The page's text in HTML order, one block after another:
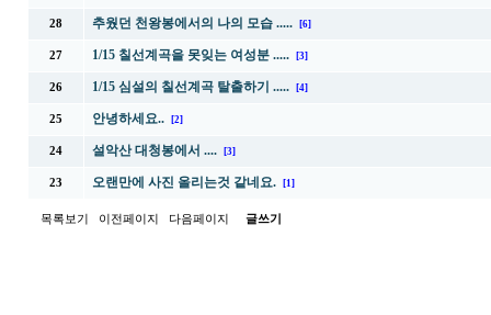
28 추웠던 천왕봉에서의 나의 모습 ..... [6]
27 1/15 칠선계곡을 못잊는 여성분 ..... [3]
26 1/15 심설의 칠선계곡 탈출하기 ..... [4]
25 안녕하세요.. [2]
24 설악산 대청봉에서 .... [3]
23 오랜만에 사진 올리는것 같네요. [1]
목록보기 이전페이지 다음페이지 글쓰기